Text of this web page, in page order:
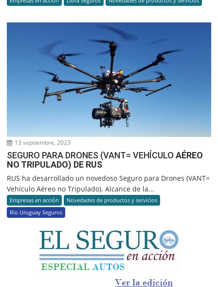
13 septiembre, 2023
SEGURO PARA DRONES (VANT= VEHÍCULOAÉREO
NO TRIPULADO) DE RUS
RUS ha desarrollado un novedoso Seguro para Drones (VANT=
Vehículo Aéreo no Tripulado). Alcance de la...
Empresas en acción
Novedades de productos y servicios
Río Uruguay Seguros